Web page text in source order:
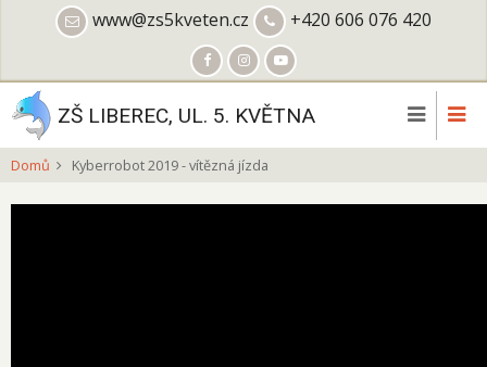
obsahu
www@zs5kveten.cz +420 606 076 420
ZŠ LIBEREC, UL. 5. KVĚTNA
Domů Kyberrobot 2019 - vítězná jízda